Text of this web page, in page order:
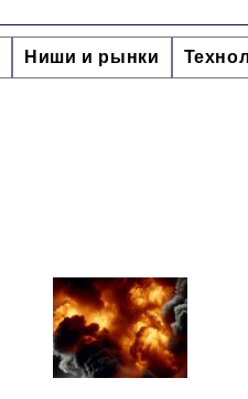
Ниши и рынки